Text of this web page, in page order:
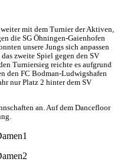
mit dem Turnier der Aktiven,
die SG Öhningen-Gaienhofen
unsere Jungs sich anpassen
zweite Spiel gegen den SV
Turniersieg reichte es aufgrund
den FC Bodman-Ludwigshafen
nur Platz 2 hinter dem SV
an. Auf dem Dancefloor